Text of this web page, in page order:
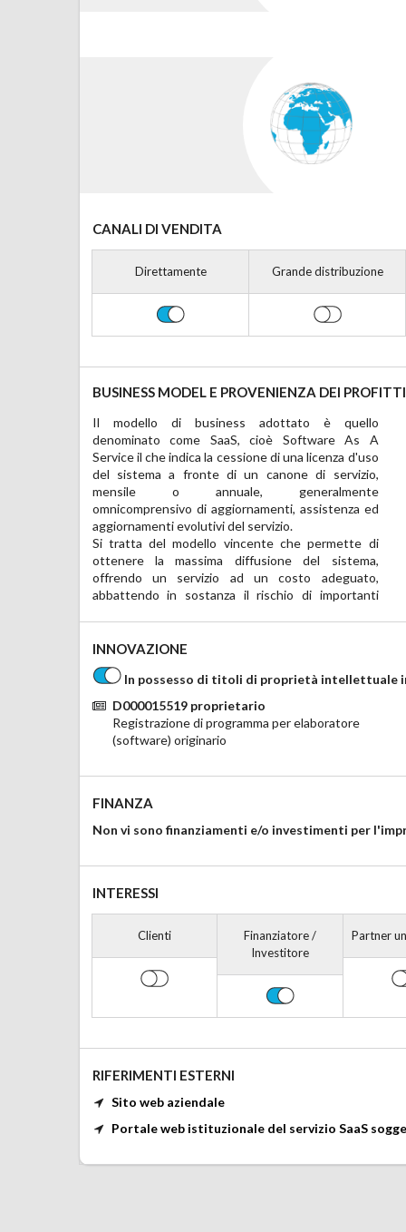
CANALI DI VENDITA
Direttamente Grande distribuzione
BUSINESS MODEL E PROVENIENZA DEI PROFITTI
Il modello di business adottato è quello
denominato come SaaS, cioè Software As A
Service il che indica la cessione di una licenza d'uso
del sistema a fronte di un canone di servizio,
mensile o annuale, generalmente
omnicomprensivo di aggiornamenti, assistenza ed
aggiornamenti evolutivi del servizio.
Si tratta del modello vincente che permette di
ottenere la massima diffusione del sistema,
offrendo un servizio ad un costo adeguato,
abbattendo in sostanza il rischio di importanti
insoluti da parte dei clienti, in quanto in caso di
mancato pagamento, è possibile interrompere in
qualunque momento l'erogazione del servizio,
senza perdite materiali o immateriali per l'azienda.
Gli applicativi sono stati già pensati e sviluppati
multilingue; il modello SaaS è quello più adatto ad
una diffusione su scala globale di un servizio
software, abbattendo considerevolmente i costi
operativi nonché abbattendo le barriere
INNOVAZIONE
In possesso di titoli di proprietà intellettuale
D000015519 proprietario
Registrazione di programma per elaboratore
(software) originario
FINANZA
Non vi sono finanziamenti e/o investimenti per
INTERESSI
Clienti
Finanziatore /
Investitore
Partner
RIFERIMENTI ESTERNI
Sito web aziendale
Portale web istituzionale del servizio SaaS